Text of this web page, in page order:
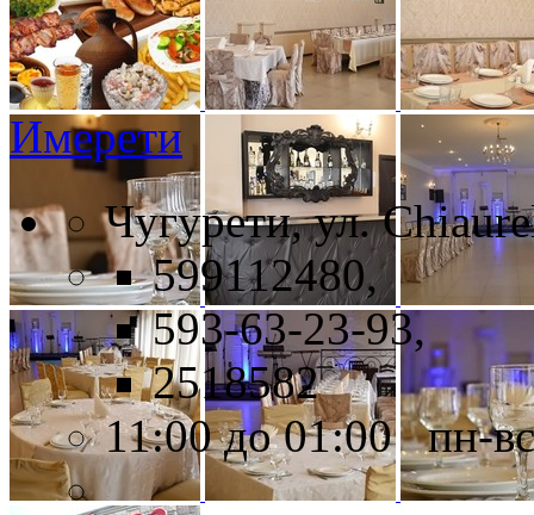
Имерети
Чугурети, ул.
599112480,
593-63-23-93,
2518582
11:00 до 01:00 пн-вс